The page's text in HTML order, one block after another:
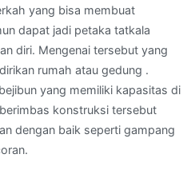
yang bisa membuat
dapat jadi petaka tatkala
diri. Mengenai tersebut yang
rumah atau gedung .
yang memiliki kapasitas di
konstruksi tersebut
dengan baik seperti gampang